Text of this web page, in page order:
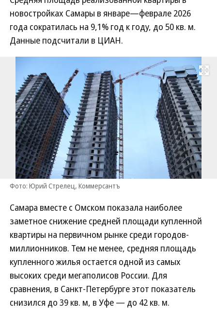
новостройках Самары в январе—феврале 2026
года сократилась на 9,1% год к году, до 50 кв. м.
Данные подсчитали в ЦИАН.
Развернуть
Фото: Юрий Стрелец, Коммерсантъ
Самара вместе с Омском показала наиболее
заметное снижение средней площади купленной
квартиры на первичном рынке среди городов-
миллионников. Тем не менее, средняя площадь
купленного жилья остается одной из самых
высоких среди мегаполисов России. Для
сравнения, в Санкт-Петербурге этот показатель
снизился до 39 кв. м, в Уфе — до 42 кв. м.